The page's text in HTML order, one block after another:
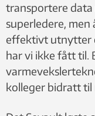
transportere
superledere, men
effektivt utnytter
har vi ikke fått til.
kolleger bidratt til